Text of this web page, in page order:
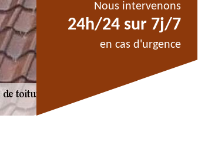
Nous intervenons
24h/24 sur 7j/7
en cas d'urgence